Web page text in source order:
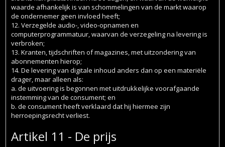
waarde afhankelijk is van schommelingen van de markt waarop
de ondernemer geen invloed heeft;
12. Verzegelde audio-, video-opnamen en
computerprogrammatuur, waarvan de verzegeling na levering is
verbroken;
13. Kranten, tijdschriften of magazines, met uitzondering van
abonnementen hierop;
14. De levering van digitale inhoud anders dan op een materiële
drager, maar alleen als:
a. de uitvoering is begonnen met uitdrukkelijke voorafgaande
instemming van de consument; en
b. de consument heeft verklaard dat hij hiermee zijn
herroepingsrecht verliest.
Artikel 11 - De prijs